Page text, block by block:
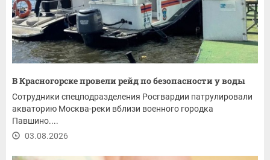
В Красногорске провели рейд по безопасности у воды
Сотрудники спецподразделения Росгвардии патрулировали
акваторию Москва-реки вблизи военного городка
Павшино....
03.08.2026